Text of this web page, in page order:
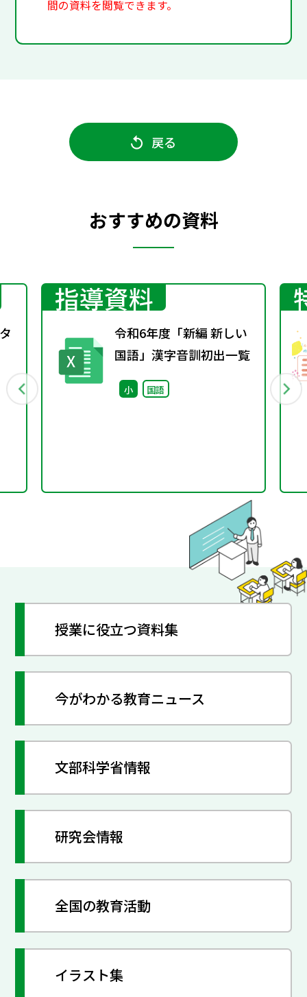
間の資料を閲覧できます。
戻る
おすすめの資料
指導資料
令和6年度「新編 新しい
国語」漢字音訓初出一覧
小 国語
授業に役立つ資料集
今がわかる教育ニュース
文部科学省情報
研究会情報
全国の教育活動
イラスト集